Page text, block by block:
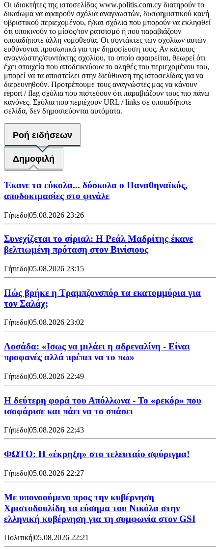
Οι ιδιοκτήτες της ιστοσελίδας www.politis.com.cy διατηρούν το
δικαίωμα να αφαιρούν σχόλια αναγνωστών, δυσφημιστικού και/ή
υβριστικού περιεχομένου, ή/και σχόλια που μπορούν να εκληφθεί
ότι υποκινούν το μίσος/τον ρατσισμό ή που παραβιάζουν
οποιαδήποτε άλλη νομοθεσία. Οι συντάκτες των σχολίων αυτών
ευθύνονται προσωπικά για την δημοσίευση τους. Αν κάποιος
αναγνώστης/συντάκτης σχολίου, το οποίο αφαιρείται, θεωρεί ότι
έχει στοιχεία που αποδεικνύουν το αληθές του περιεχομένου του,
μπορεί να τα αποστείλει στην διεύθυνση της ιστοσελίδας για να
διερευνηθούν. Προτρέπουμε τους αναγνώστες μας να κάνουν
report / flag σχόλια που πιστεύουν ότι παραβιάζουν τους πιο πάνω
κανόνες. Σχόλια που περιέχουν URL / links σε οποιαδήποτε
σελίδα, δεν δημοσιεύονται αυτόματα.
Ροή ειδήσεων
Δημοφιλή
Έκανε τα εύκολα... δύσκολα ο Παναθηναϊκός,
αποδοκιμασίες στο φινάλε
Γήπεδο|05.08.2026 23:26
Συνεχίζεται το σίριαλ: Η Ρεάλ Μαδρίτης έκανε
βελτιωμένη πρόταση στον Βινίσιους
Γήπεδο|05.08.2026 23:15
Πώς βρήκε η Τραμπζονσπόρ τα εκατομμύρια για
τον Σαλάχ;
Γήπεδο05.08.2026 23:02
Λοσάδα: «Ισως να μιλάει η αδρεναλίνη - Είναι
προφανές αλλά πρέπει να το πω»
Γήπεδο|05.08.2026 22:49
Η δεύτερη φορά του Απόλλωνα - Το «ρεκόρ» που
ισοφάρισε και πάει να το σπάσει
Γήπεδο|05.08.2026 22:43
ΦΩΤΟ: Η «έκρηξη» στο τελευταίο σφύριγμα!
Γήπεδο|05.08.2026 22:27
Με υπονοούμενο προς την κυβέρνηση
Χριστοδουλίδη τα εύσημα του Νικόλα στην
ελληνική κυβέρνηση για τη συμφωνία στον GSI
Πολιτική|05.08.2026 22:21